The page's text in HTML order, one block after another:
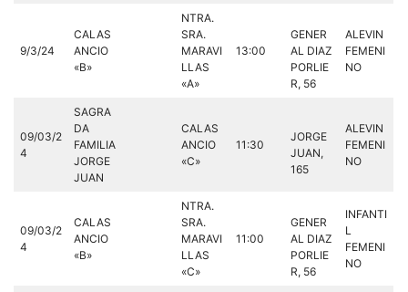
9/3/24
CALAS
ANCIO
«B»
NTRA.
SRA.
MARAVI
LLAS
«A»
13:00
GENER
AL DIAZ
PORLIE
R, 56
ALEVIN
FEMENI
NO
09/03/2
4
SAGRA
DA
FAMILIA
JORGE
JUAN
CALAS
ANCIO
«C»
11:30
JORGE
JUAN,
165
ALEVIN
FEMENI
NO
09/03/2
4
CALAS
ANCIO
«B»
NTRA.
SRA.
MARAVI
LLAS
«C»
11:00
GENER
AL DIAZ
PORLIE
R, 56
INFANTI
L
FEMENI
NO